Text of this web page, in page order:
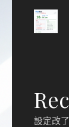
設定改